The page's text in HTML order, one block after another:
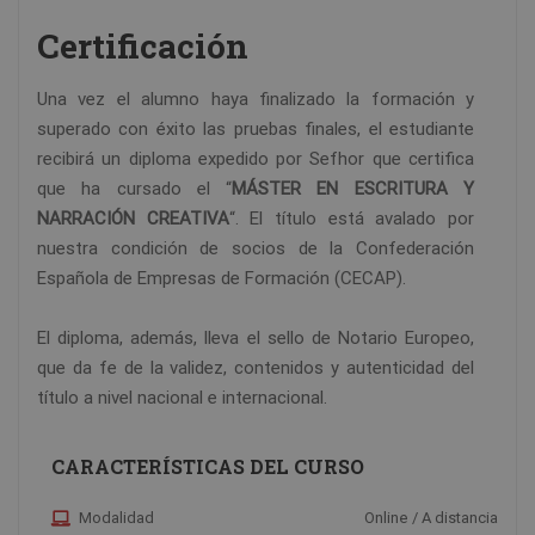
Certificación
Una vez el alumno haya finalizado la formación y
superado con éxito las pruebas finales, el estudiante
recibirá un diploma expedido por Sefhor que certifica
que ha cursado el “MÁSTER EN ESCRITURA Y
NARRACIÓN CREATIVA“. El título está avalado por
nuestra condición de socios de la Confederación
Española de Empresas de Formación (CECAP).
El diploma, además, lleva el sello de Notario Europeo,
que da fe de la validez, contenidos y autenticidad del
título a nivel nacional e internacional.
CARACTERÍSTICAS DEL CURSO
Modalidad Online / A distancia